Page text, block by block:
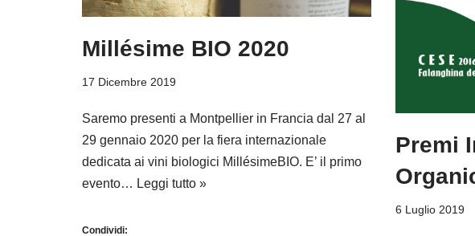
Millésime BIO 2020
17 Dicembre 2019
Saremo presenti a Montpellier in Francia dal 27 al
29 gennaio 2020 per la fiera internazionale
dedicata ai vini biologici MillésimeBIO. E’ il primo
evento… Leggi tutto »
Condividi:
Premi
6 Luglio 2019